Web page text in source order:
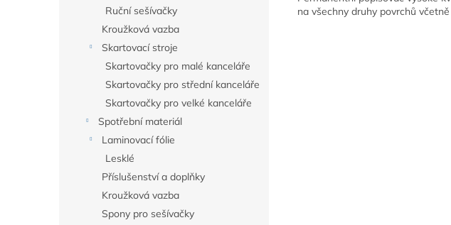
Ruční sešívačky
Kroužková vazba
Skartovací stroje
Skartovačky pro malé kanceláře
Skartovačky pro střední kanceláře
Skartovačky pro velké kanceláře
Spotřební materiál
Laminovací fólie
Lesklé
Příslušenství a doplňky
Kroužková vazba
Spony pro sešívačky
na všechny druhy povrchů